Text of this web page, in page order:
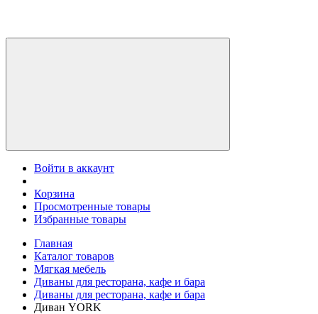
Войти в аккаунт
Корзина
Просмотренные товары
Избранные товары
Главная
Каталог товаров
Мягкая мебель
Диваны для ресторана, кафе и бара
Диваны для ресторана, кафе и бара
Диван YORK